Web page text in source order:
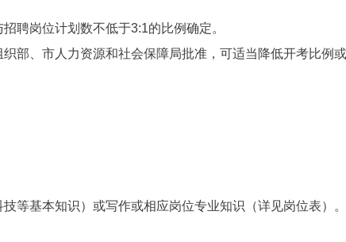
聘岗位计划数不低于3:1的比例确定。
部、市人力资源和社会保障局批准，可适当降低开考比例
等基本知识）或写作或相应岗位专业知识（详见岗位表）。